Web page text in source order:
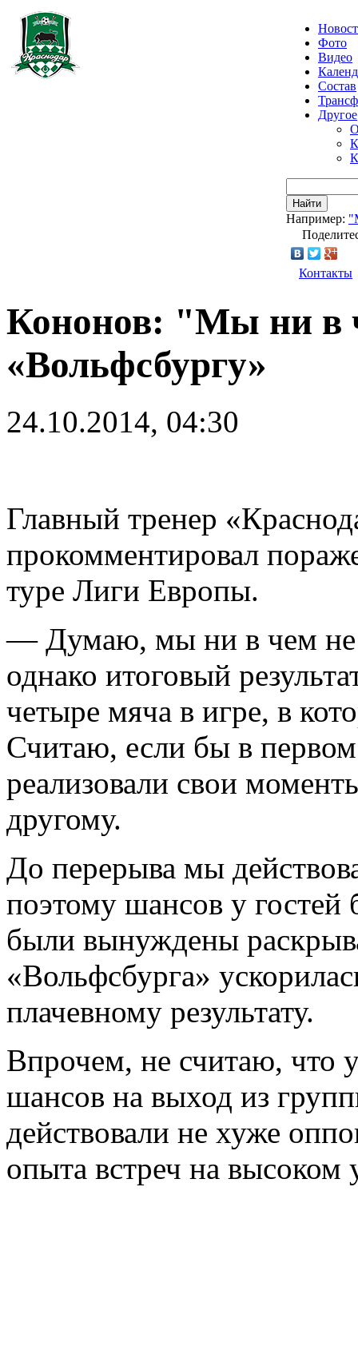
Фото
Видео
Состав
Другое
Найти
Например:
Контакты
Кононов: "Мы ни в
«Вольфсбургу»
24.10.2014, 04:30
Главный тренер
прокомментировал
туре Лиги Европы.
— Думаю, мы ни в чем не
однако итоговый
четыре мяча в игре, в
Считаю, если бы в
реализовали свои
другому.
До перерыва мы
поэтому шансов у
были вынуждены
«Вольфсбурга»
плачевному результату.
Впрочем, не считаю, что
шансов на выход из
действовали не хуже
опыта встреч на высоком